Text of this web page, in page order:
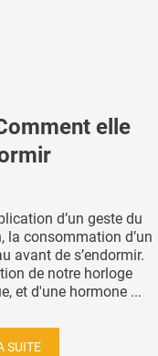
elle
d’un geste du
la consommation d’un
avant de s’endormir.
de notre horloge
et d'une hormone ...
SUITE